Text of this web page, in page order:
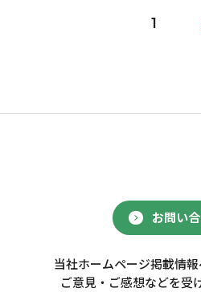
1
お問い
当社ホームページ掲載情
ご意見・ご感想などを受